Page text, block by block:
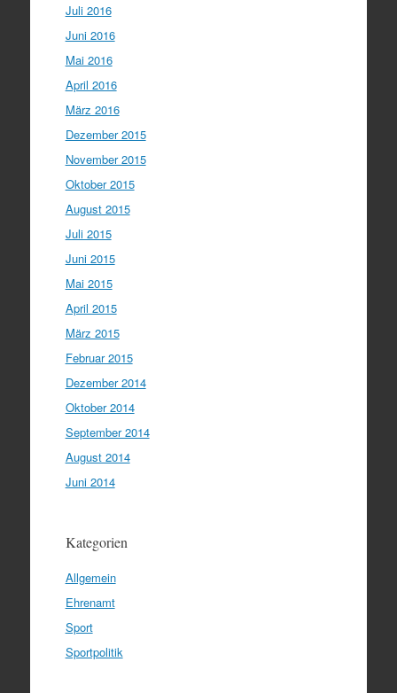
Juli 2016
Juni 2016
Mai 2016
April 2016
März 2016
Dezember 2015
November 2015
Oktober 2015
August 2015
Juli 2015
Juni 2015
Mai 2015
April 2015
März 2015
Februar 2015
Dezember 2014
Oktober 2014
September 2014
August 2014
Juni 2014
Kategorien
Allgemein
Ehrenamt
Sport
Sportpolitik